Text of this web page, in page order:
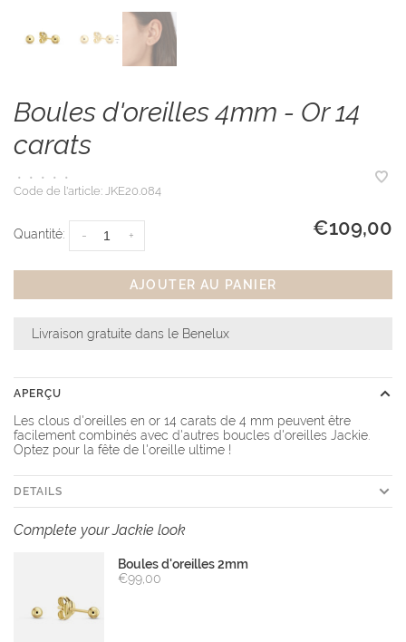
Boules d'oreilles 4mm - Or 14
carats
• • • •
•
Code de l'article: JKE20.084
Quantité: +
- €109,00
AJOUTER AU PANIER
Livraison gratuite dans le Benelux
APERÇU
Les clous d'oreilles en or 14 carats de 4 mm peuvent être
facilement combinés avec d'autres boucles d'oreilles Jackie.
Optez pour la fête de l'oreille ultime !
DETAILS
Complete your Jackie look
Boules d'oreilles 2mm
€99,00